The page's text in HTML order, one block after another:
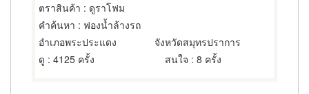
ตราสินค้า : ดูราโฟม
คำค้นหา : ฟองน้ำล้างรถ
อำเภอพระประแดง
จังหวัดสมุทรปราการ
ดู : 4125 ครั้ง สนใจ : 8 ครั้ง